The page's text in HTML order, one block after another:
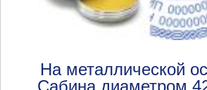
На металлической
Сабина диаметром